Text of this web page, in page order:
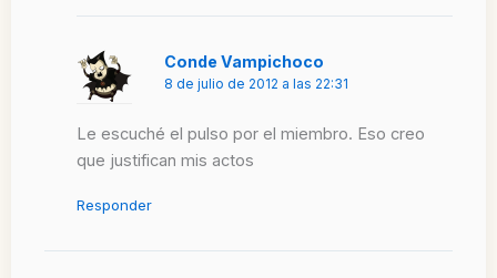
Conde Vampichoco
8 de julio de 2012 a las 22:31
Le escuché el pulso por el miembro. Eso creo
que justifican mis actos
Responder